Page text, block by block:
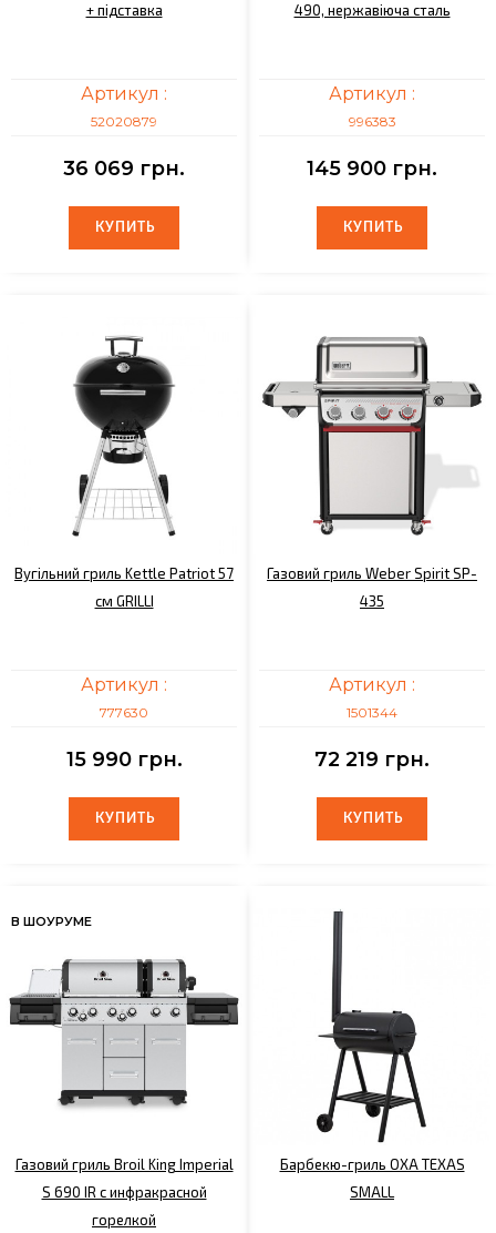
+ підставка
Артикул :
52020879
36 069 грн.
КУПИТЬ
КУПИТЬ
490, нержавіюча сталь
Артикул :
996383
145 900 грн.
КУПИТЬ
КУПИТЬ
Вугільний гриль Kettle Patriot 57
см GRILLI
Артикул :
777630
15 990 грн.
КУПИТЬ
КУПИТЬ
Газовий гриль Weber Spirit SP-
435
Артикул :
1501344
72 219 грн.
КУПИТЬ
КУПИТЬ
В ШОУРУМЕ
Газовий гриль Broil King Imperial
S 690 IR с инфракрасной
горелкой
Барбекю-гриль OXA TEXAS
SMALL